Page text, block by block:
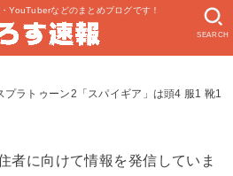
YouTuberなどのまとめブログです！
SEARCH
プラトゥーン2「スパイギア」は頭4 服1 靴1
者に向けて情報を発信していま